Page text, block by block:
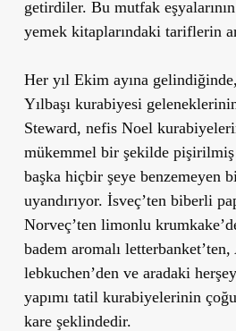
getirdiler. Bu mutfak
yemek kitaplarındaki tariflerin
Her yıl Ekim ayına
Yılbaşı kurabiyesi
Steward, nefis Noel
mükemmel bir şekilde
başka hiçbir şeye benzemeyen
uyandırıyor. İsveç’ten biberli
Norveç’ten limonlu
badem aromalı letterbanket’ten,
lebkuchen’den ve aradaki
yapımı tatil kurabiyelerinin
kare şeklindedir.